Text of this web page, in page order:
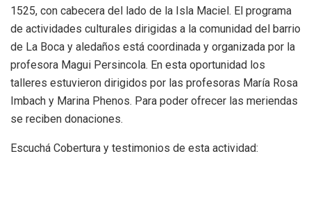
1525, con cabecera del lado de la Isla Maciel. El programa
de actividades culturales dirigidas a la comunidad del barrio
de La Boca y aledaños está coordinada y organizada por la
profesora Magui Persincola. En esta oportunidad los
talleres estuvieron dirigidos por las profesoras María Rosa
Imbach y Marina Phenos. Para poder ofrecer las meriendas
se reciben donaciones.
Escuchá Cobertura y testimonios de esta actividad: